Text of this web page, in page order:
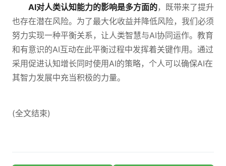
AI对人类认知能力的影响是多方面的，既带来了提升
也存在潜在风险。为了最大化收益并降低风险，我们必须
努力实现一种平衡关系，让人类智慧与AI协同运作。教育
和有意识的AI互动在此平衡过程中发挥着关键作用。通过
采用促进认知增长同时使用AI的策略，个人可以确保AI在
其智力发展中充当积极的力量。
(全文结束)